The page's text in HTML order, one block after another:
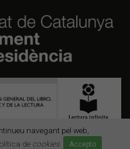
navegant pel web,
de cookies. Accepto